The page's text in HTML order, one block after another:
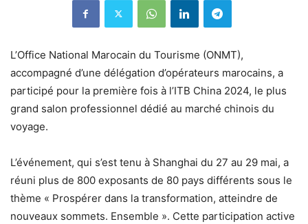
L’Office National Marocain du Tourisme (ONMT),
accompagné d’une délégation d’opérateurs marocains, a
participé pour la première fois à l’ITB China 2024, le plus
grand salon professionnel dédié au marché chinois du
voyage.
L’événement, qui s’est tenu à Shanghai du 27 au 29 mai, a
réuni plus de 800 exposants de 80 pays différents sous le
thème « Prospérer dans la transformation, atteindre de
nouveaux sommets. Ensemble ». Cette participation active